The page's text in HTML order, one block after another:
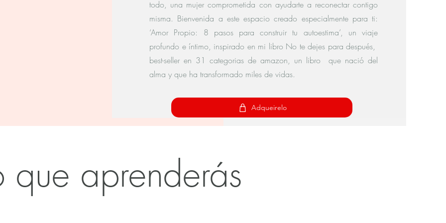
+30
todo, una mujer comprometida con ayudarte a reconectar contigo
misma. Bienvenida a este espacio creado especialmente para ti:
‘Amor Propio: 8 pasos para construir tu autoestima’, un viaje
profundo e íntimo, inspirado en mi libro No te dejes para después,
best-seller en 31 categorias de amazon, un libro que nació del
alma y que ha transformado miles de vidas.
Adqueirelo
que aprenderás